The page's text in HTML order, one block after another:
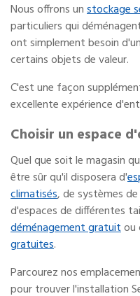
Nous offrons unstockage
particuliers qui
ont simplement besoin
certains objets de valeur.
C'est une façon
excellente expérience
Choisir un espace
Quel que soit le magasin
être sûr qu'il disposera d'
climatisés, de systèmes
d'espaces de différentes
déménagement gratuitou
gratuites.
Parcourez nos
pour trouver l'installation